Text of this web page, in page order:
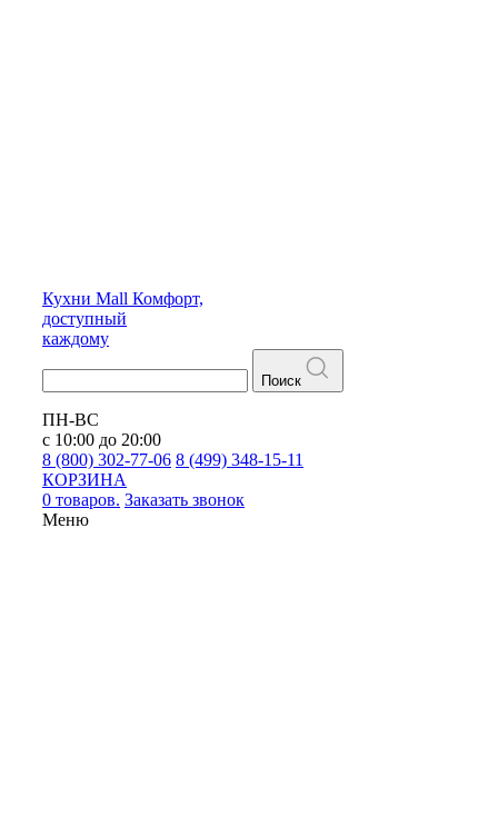
Кухни Mall Комфорт,
доступный
каждому
Поиск
ПН-ВС
с 10:00 до 20:00
8 (800) 302-77-06 8 (499) 348-15-11
КОРЗИНА
0 товаров. Заказать звонок
Меню